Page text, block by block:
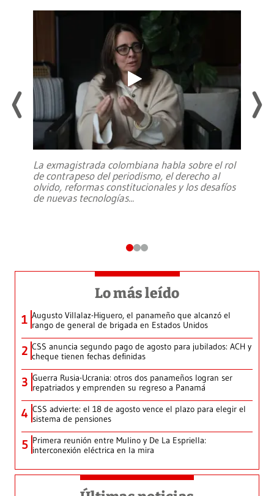
La exmagistrada colombiana habla sobre el rol
de contrapeso del periodismo, el derecho al
olvido, reformas constitucionales y los desafíos
de nuevas tecnologías...
Lo más leído
1 Augusto Villalaz-Higuero, el panameño que alcanzó el
rango de general de brigada en Estados Unidos
2 CSS anuncia segundo pago de agosto para jubilados: ACH y
cheque tienen fechas definidas
3 Guerra Rusia-Ucrania: otros dos panameños logran ser
repatriados y emprenden su regreso a Panamá
4 CSS advierte: el 18 de agosto vence el plazo para elegir el
sistema de pensiones
5 Primera reunión entre Mulino y De La Espriella:
interconexión eléctrica en la mira